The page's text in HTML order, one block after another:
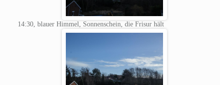
14:30, blauer Himmel, Sonnenschein, die Frisur hält